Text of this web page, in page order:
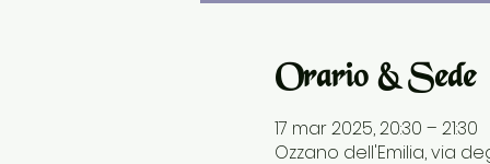
Orario & Sede
17 mar 2025, 20:30 – 21:30
Ozzano dell'Emilia, via